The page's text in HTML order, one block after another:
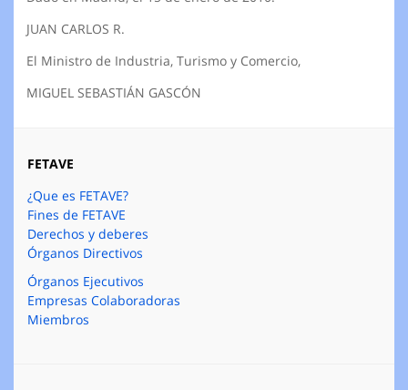
JUAN CARLOS R.
El Ministro de Industria, Turismo y Comercio,
MIGUEL SEBASTIÁN GASCÓN
FETAVE
¿Que es FETAVE?
Fines de FETAVE
Derechos y deberes
Órganos Directivos
Órganos Ejecutivos
Empresas Colaboradoras
Miembros